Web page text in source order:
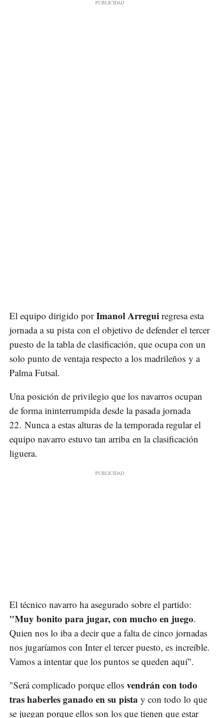
El equipo dirigido porImanol Arregui regresa esta
jornada a su pista con el objetivo de defender el tercer
puesto de la tabla de clasificación, que ocupa con un
solo punto de ventaja respecto a los madrileños y a
Palma Futsal.
Una posición de privilegio que los navarros ocupan
de forma ininterrumpida desde la pasada jornada
22. Nunca a estas alturas de la temporada regular el
equipo navarro estuvo tan arriba en la clasificación
liguera.
El técnico navarro ha asegurado sobre el partido:
"Muy bonito para jugar, con mucho en juego.
Quien nos lo iba a decir que a falta de cinco jornadas
nos jugaríamos con Inter el tercer puesto, es increíble.
Vamos a intentar que los puntos se queden aquí".
"Será complicado porque ellos vendrán con todo
tras haberles ganado en su pista y con todo lo que
se juegan porque ellos son los que tienen que estar